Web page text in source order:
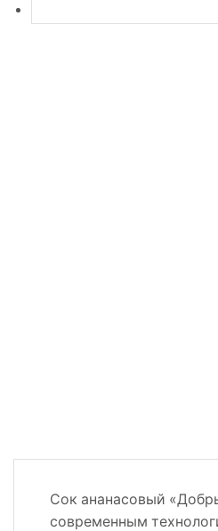
Сок ананасовый
современным